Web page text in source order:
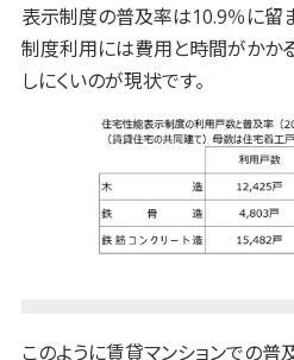
表示制度の普及率は10.9％に留ま
制度利用には費用と時間がかか
しにくいのが現状です。
このように賃貸マンションでの